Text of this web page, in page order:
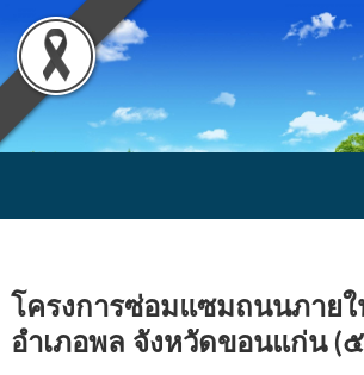
โครงการซ่อมแซมถนนภายใ
อำเภอพล จังหวัดขอนแก่น